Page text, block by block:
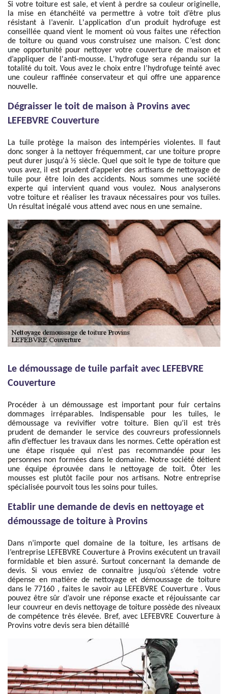
Si votre toiture est sale, et vient à perdre sa couleur originelle,
la mise en étanchéité va permettre à votre toit d’être plus
résistant à l’avenir. L'application d'un produit hydrofuge est
conseillée quand vient le moment où vous faites une réfection
de toiture ou quand vous construisez une maison. C’est donc
une opportunité pour nettoyer votre couverture de maison et
d’appliquer de l'anti-mousse. L'hydrofuge sera répandu sur la
totalité du toit. Vous avez le choix entre l’hydrofuge teinté avec
une couleur raffinée conservateur et qui offre une apparence
nouvelle.
Dégraisser le toit de maison à Provins avec
LEFEBVRE Couverture
La tuile protège la maison des intempéries violentes. Il faut
donc songer à la nettoyer fréquemment, car une toiture propre
peut durer jusqu'à ½ siècle. Quel que soit le type de toiture que
vous avez, il est prudent d’appeler des artisans de nettoyage de
tuile pour être loin des accidents. Nous sommes une société
experte qui intervient quand vous voulez. Nous analyserons
votre toiture et réaliser les travaux nécessaires pour vos tuiles.
Un résultat inégalé vous attend avec nous en une semaine.
Le démoussage de tuile parfait avec LEFEBVRE
Couverture
Procéder à un démoussage est important pour fuir certains
dommages irréparables. Indispensable pour les tuiles, le
démoussage va revivifier votre toiture. Bien qu’il est très
prudent de demander le service des couvreurs professionnels
afin d’effectuer les travaux dans les normes. Cette opération est
une étape risquée qui n'est pas recommandée pour les
personnes non formées dans le domaine. Notre société détient
une équipe éprouvée dans le nettoyage de toit. Ôter les
mousses est plutôt facile pour nos artisans. Notre entreprise
spécialisée pourvoit tous les soins pour tuiles.
Etablir une demande de devis en nettoyage et
démoussage de toiture à Provins
Dans n’importe quel domaine de la toiture, les artisans de
l’entreprise LEFEBVRE Couverture à Provins exécutent un travail
formidable et bien assuré. Surtout concernant la demande de
devis. Si vous enviez de connaitre jusqu’où s’étende votre
dépense en matière de nettoyage et démoussage de toiture
dans le 77160 , faites le savoir au LEFEBVRE Couverture . Vous
pouvez être sûr d’avoir une réponse exacte et réjouissante car
leur couvreur en devis nettoyage de toiture possède des niveaux
de compétence très élevée. Bref, avec LEFEBVRE Couverture à
Provins votre devis sera bien détaillé